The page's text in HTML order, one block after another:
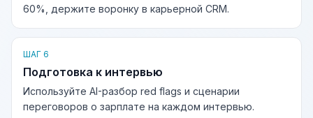
60%, держите воронку в карьерной CRM.
ШАГ 6
Подготовка к интервью
Используйте AI-разбор red flags и сценарии
переговоров о зарплате на каждом интервью.